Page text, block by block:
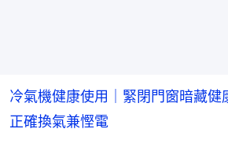
冷氣機健康使用｜緊閉門窗暗藏
正確換氣兼慳電